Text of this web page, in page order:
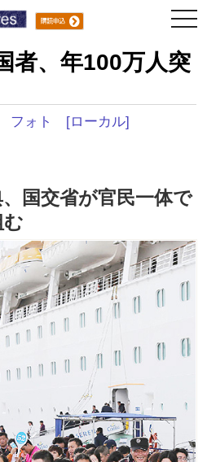
者、年100万人突
フォト [ローカル]
国交省が官民一体で
む